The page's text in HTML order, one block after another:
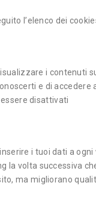
l’elenco dei
i contenuti
e di
disattivati
i tuoi dati a ogni
la volta successiva
ma migliorano